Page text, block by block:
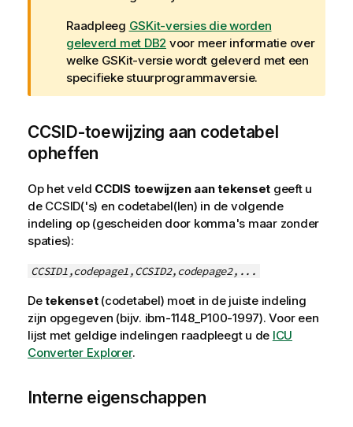
h
u
w
i
n
Raadpleeg GSKit-versies die worden
geleverd met DB2 voor meer informatie over
welke GSKit-versie wordt geleverd met een
specifieke stuurprogrammaversie.
CCSID-toewijzing aan codetabel
opheffen
Op het veld CCDIS toewijzen aan tekenset geeft u
de CCSID('s) en codetabel(len) in de volgende
indeling op (gescheiden door komma's maar zonder
spaties):
CCSID1,codepage1,CCSID2,codepage2,...
Detekenset(codetabel) moet in de juiste indeling
zijn opgegeven (bijv. ibm-1148_P100-1997). Voor een
lijst met geldige indelingen raadpleegt u de ICU
Converter Explorer.
Interne eigenschappen